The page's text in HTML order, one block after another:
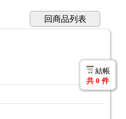
回商品列表
結帳
共 0 件